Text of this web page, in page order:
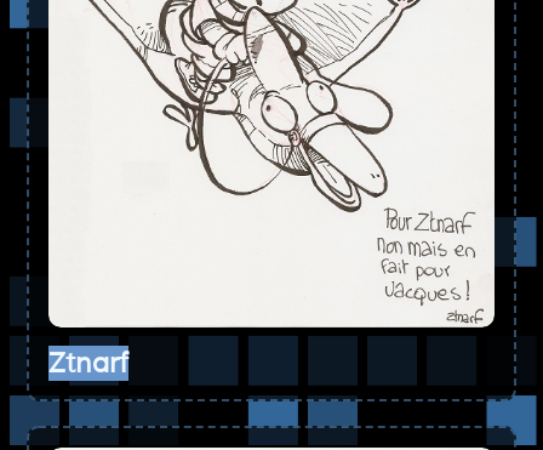
Ztnarf